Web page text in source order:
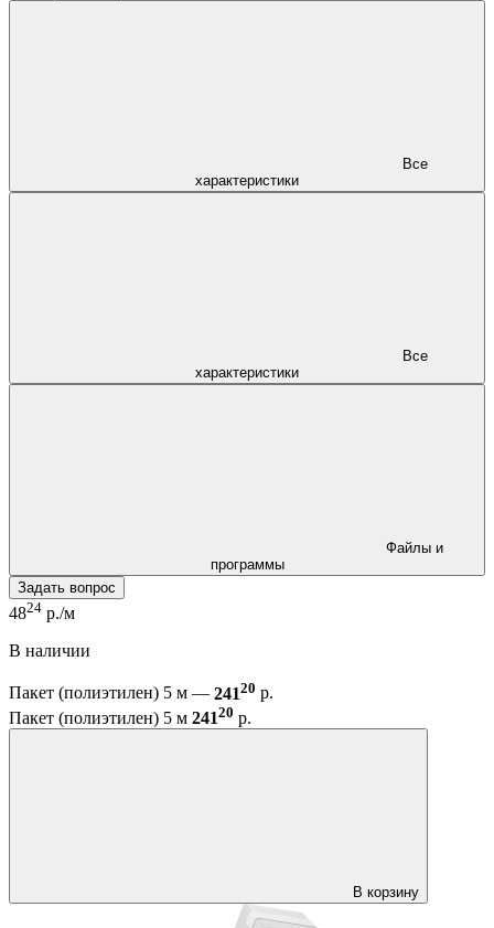
характеристики
характеристики
программы
Задать вопрос
4824 р./м
В наличии
Пакет (полиэтилен) 5 м — 24120 р.
Пакет (полиэтилен) 5 м 24120 р.
В корзину